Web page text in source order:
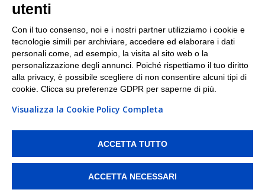
I nostri punti di ritiro e spedizione pacchi nelle
maggiori città italiane
Torino|Milano|Roma|Bologna|Firenze| Genova
Napoli|Varese
PI/CF/N°Iscr.: 10821360012 | REA: RM 1494760 | Cap.Soc.: 50.000€ |
Whistleblowing|Privacy |Preferenze Cookies
ritirare i tuoi acquisti online e spedire i tuoi pacchi.
utenti
Con il tuo consenso, noi e i nostri partner utilizziamo i cookie e
tecnologie simili per archiviare, accedere ed elaborare i dati
personali come, ad esempio, la visita al sito web o la
personalizzazione degli annunci. Poiché rispettiamo il tuo diritto
alla privacy, è possibile scegliere di non consentire alcuni tipi di
cookie. Clicca su preferenze GDPR per saperne di più.
Visualizza la Cookie Policy Completa
ACCETTA TUTTO
ACCETTA NECESSARI